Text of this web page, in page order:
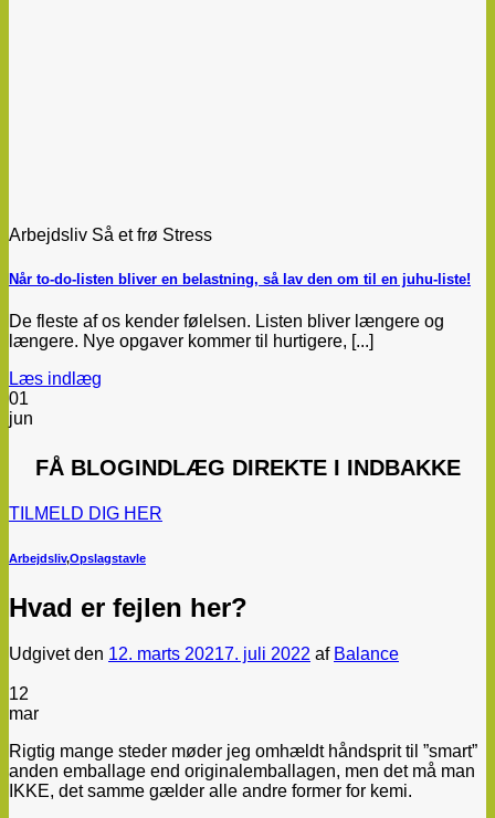
Arbejdsliv Så et frø Stress
Når to-do-listen bliver en belastning, så lav den om til en juhu-liste!
De fleste af os kender følelsen. Listen bliver længere og
længere. Nye opgaver kommer til hurtigere, [...]
Læs indlæg
01
jun
FÅ BLOGINDLÆG DIREKTE I INDBAKKE
TILMELD DIG HER
Arbejdsliv,Opslagstavle
Hvad er fejlen her?
Udgivet den 12. marts 20217. juli 2022 af Balance
12
mar
Rigtig mange steder møder jeg omhældt håndsprit til ”smart”
anden emballage end originalemballagen, men det må man
IKKE, det samme gælder alle andre former for kemi.